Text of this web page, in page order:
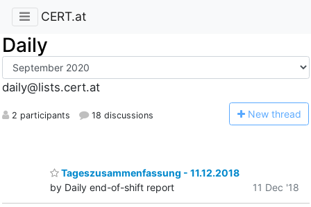
CERT.at
Daily
daily@lists.cert.at
2 participants 18 discussions New thread
Tageszusammenfassung - 11.12.2018
by Daily end-of-shift report
11 Dec '18